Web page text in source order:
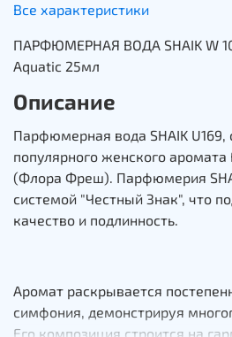
Все характеристики
ПАРФЮМЕРНАЯ ВОДА SHAIK W
Aquatic 25мл
Описание
Парфюмерная вода SHAIK
популярного женского аромата
(Флора Фреш). Парфюмерия
системой "Честный Знак", что
качество и подлинность.
Аромат раскрывается
симфония, демонстрируя
Его композиция строится на